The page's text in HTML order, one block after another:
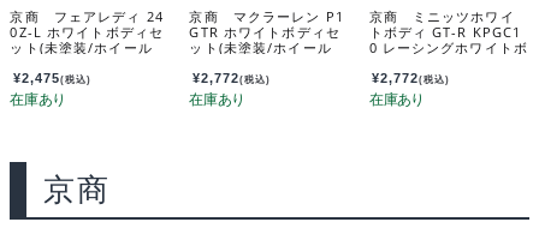
京商 フェアレディ 24
0Z-L ホワイトボディセ
ット(未塗装/ホイール
¥2,475(税込)
京商 マクラーレン P1
GTR ホワイトボディセ
ット(未塗装/ホイール
¥2,772(税込)
京商 ミニッツホワイ
トボディ GT-R KPGC1
0 レーシングホワイトボ
付） MZN222
¥2,772(税込)
京商